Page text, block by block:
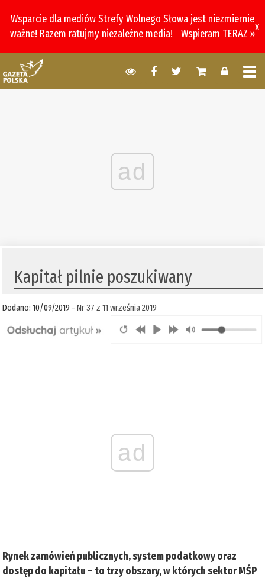
Wsparcie dla mediów Strefy Wolnego Słowa jest niezmiernie
ważne! Razem ratujmy niezależne media!
Wspieram TERAZ »
x
ad
Kapitał pilnie poszukiwany
Dodano: 10/09/2019 -Nr 37 z 11 września 2019
ad
Rynek zamówień publicznych, system podatkowy oraz
dostęp do kapitału – to trzy obszary, w których sektor MŚP